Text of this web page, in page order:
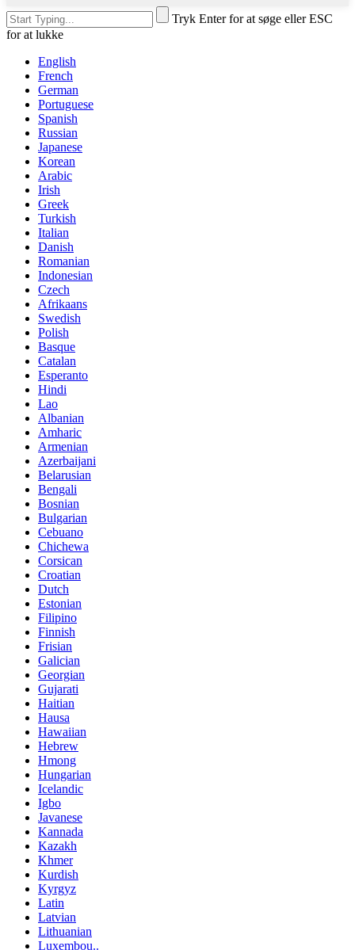
Tryk Enter for at søge eller ESC
for at lukke
English
French
German
Portuguese
Spanish
Russian
Japanese
Korean
Arabic
Irish
Greek
Turkish
Italian
Danish
Romanian
Indonesian
Czech
Afrikaans
Swedish
Polish
Basque
Catalan
Esperanto
Hindi
Lao
Albanian
Amharic
Armenian
Azerbaijani
Belarusian
Bengali
Bosnian
Bulgarian
Cebuano
Chichewa
Corsican
Croatian
Dutch
Estonian
Filipino
Finnish
Frisian
Galician
Georgian
Gujarati
Haitian
Hausa
Hawaiian
Hebrew
Hmong
Hungarian
Icelandic
Igbo
Javanese
Kannada
Kazakh
Khmer
Kurdish
Kyrgyz
Latin
Latvian
Lithuanian
Luxembou..